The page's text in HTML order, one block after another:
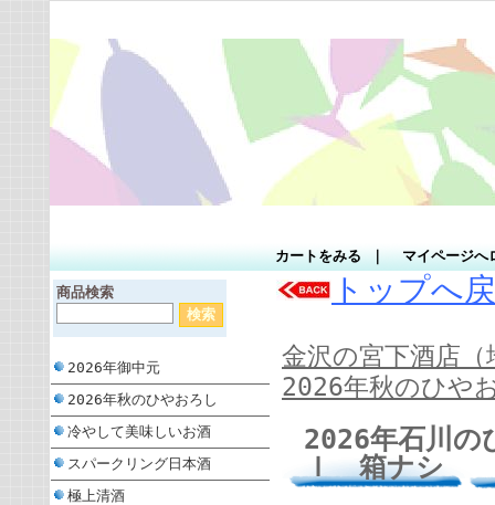
カートをみる マイページへ
商品検索
2026年御中元
2026年秋のひやおろし
冷やして美味しいお酒
スパークリング日本酒
極上清酒
トップへ
金沢の宮下酒店
2026年秋のひや
2026年石川
ｌ 箱ナシ